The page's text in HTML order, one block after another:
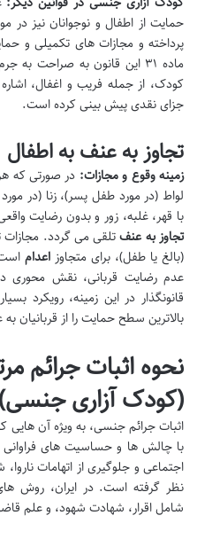
حمایت از اطفال و نوجوانان نیز
پرداخته و مجازات های تکمیلی و
ماده ۳۱ این قانون به صراحت
کودک، از جمله فریب و اغفال،
جزای نقدی پیش بینی کرده است.
تجاوز به عنف به اطفال
زمینه وقوع و مجازات: در صورتی که
لواط (در مورد طفل پسر)، زنا (در
با قهر، غلبه، زور و بدون رضایت
تجاوز به عنفتلقی می گردد. مجازات
(بالغ یا طفل)، برای متجاوزاعدام
عدم رضایت قربانی، نقش محوری
قانونگذار در این زمینه، رویکرد
بالاترین سطح حمایت را از قربانیان
نحوه اثبات جرائم
(کودک آزاری جنسی)
اثبات جرائم جنسی، به ویژه آن
با چالش ها و حساسیت های
اجتماعی و جلوگیری از اتهامات
نظر گرفته است. در ایران، روش
شامل اقرار، شهادت شهود، و علم